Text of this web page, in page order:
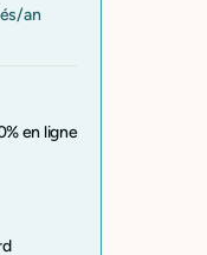
an
en ligne